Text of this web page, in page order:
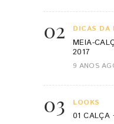
02 DICAS DA
MEIA-
2017
9 ANOS
03 LOOKS
01 CALÇA